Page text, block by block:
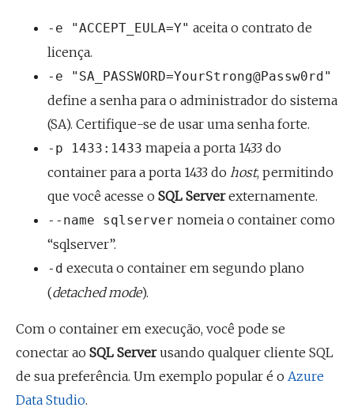
-e "ACCEPT_EULA=Y" aceita o contrato de
licença.
-e "SA_PASSWORD=YourStrong@Passw0rd"
define a senha para o administrador do sistema
(SA). Certifique-se de usar uma senha forte.
-p 1433:1433 mapeia a porta 1433 do
container para a porta 1433 do host, permitindo
que você acesse o SQL Serverexternamente.
--name sqlserver nomeia o container como
“sqlserver”.
-d executa o container em segundo plano
(detached mode).
Com o container em execução, você pode se
conectar ao SQL Serverusando qualquer cliente SQL
de sua preferência. Um exemplo popular é o Azure
Data Studio.